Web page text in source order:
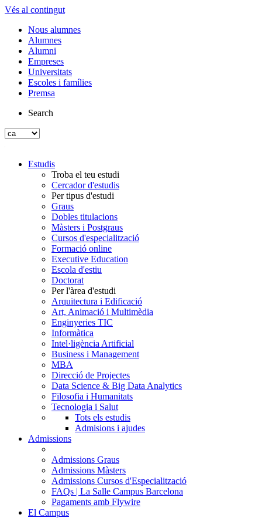
Vés al contingut
Nous alumnes
Alumnes
Alumni
Empreses
Universitats
Escoles i famílies
Premsa
Search
Estudis
Troba el teu estudi
Cercador d'estudis
Per tipus d'estudi
Graus
Dobles titulacions
Màsters i Postgraus
Cursos d'especialització
Formació online
Executive Education
Escola d'estiu
Doctorat
Per l'àrea d'estudi
Arquitectura i Edificació
Art, Animació i Multimèdia
Enginyeries TIC
Informàtica
Intel·ligència Artificial
Business i Management
MBA
Direcció de Projectes
Data Science & Big Data Analytics
Filosofia i Humanitats
Tecnologia i Salut
Tots els estudis
Admisions i ajudes
Admissions
Admissions Graus
Admissions Màsters
Admissions Cursos d'Especialització
FAQs | La Salle Campus Barcelona
Pagaments amb Flywire
El Campus